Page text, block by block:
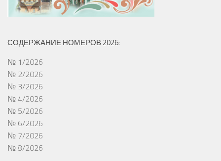
СОДЕРЖАНИЕ НОМЕРОВ 2026:
№ 1/2026
№ 2/2026
№ 3/2026
№ 4/2026
№ 5/2026
№ 6/2026
№ 7/2026
№ 8/2026